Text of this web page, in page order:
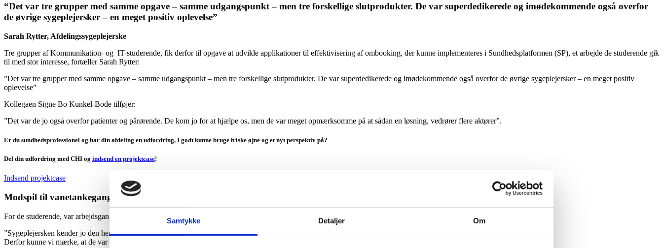
Samtykke Detaljer Om
“Det var tre grupper med samme opgave – samme udgangspunkt – men tre forskellige slutprodukter. De var superdedikerede og imødekommende også overfor
de øvrige sygeplejersker – en meget positiv oplevelse”
Sarah Rytter, Afdelingssygeplejerske
Tre grupper af Kommunikation- og IT-studerende, fik derfor til opgave at udvikle applikationer til effektivisering af ombooking, der kunne implementeres i Sundhedsplatformen (SP), et arbejde de studerende gik
til med stor interesse, fortæller Sarah Rytter:
”Det var tre grupper med samme opgave – samme udgangspunkt – men tre forskellige slutprodukter. De var superdedikerede og imødekommende også overfor de øvrige sygeplejersker – en meget positiv
oplevelse”
Kollegaen Signe Bo Kunkel-Bode tilføjer:
”Det var de jo også overfor patienter og pårørende. De kom jo for at hjælpe os, men de var meget opmærksomme på at sådan en løsning, vedrører flere aktører”.
Er du sundhedsprofessionel og har din afdeling en udfordring, I godt kunne bruge friske øjne og et nyt perspektiv på?
Del din udfordring med CHI og indsend en projektcase!
Indsend projektcase
Modspil til vanetankegangen
For de studerende, var arbejdsgangen på et hospital imidlertid også forbundet med en vis fremmedhed, forklarer Sarah Rytter:
”Sygeplejersken kender jo den her verden. De studerende kendte den ikke på samme måde.
Derfor kunne vi mærke, at de var mere ydmyge over for at befinde sig på et hospital”